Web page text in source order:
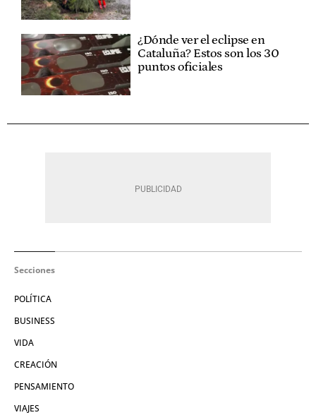
¿Dónde ver el eclipse en
Cataluña? Estos son los 30
puntos oficiales
Secciones
POLÍTICA
BUSINESS
VIDA
CREACIÓN
PENSAMIENTO
VIAJES